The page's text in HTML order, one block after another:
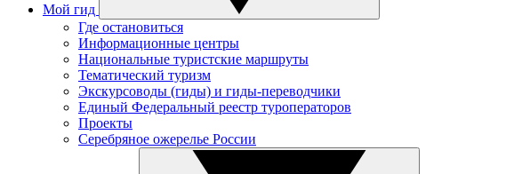
Мой гид
Где остановиться
Информационные центры
Национальные туристские маршруты
Тематический туризм
Экскурсоводы (гиды) и гиды-переводчики
Единый Федеральный реестр туроператоров
Проекты
Серебряное ожерелье России